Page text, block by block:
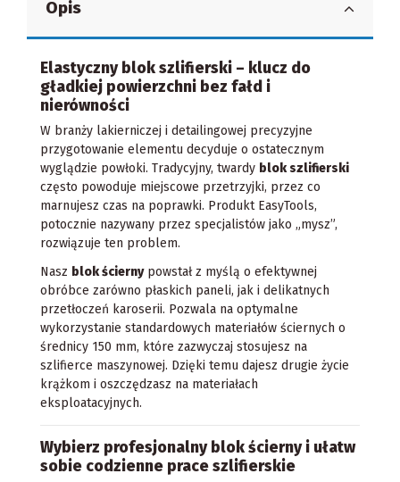
Opis
Elastyczny blok szlifierski – klucz do
gładkiej powierzchni bez fałd i
nierówności
W branży lakierniczej i detailingowej precyzyjne
przygotowanie elementu decyduje o ostatecznym
wyglądzie powłoki. Tradycyjny, twardy blok szlifierski
często powoduje miejscowe przetrzyjki, przez co
marnujesz czas na poprawki. Produkt EasyTools,
potocznie nazywany przez specjalistów jako „mysz”,
rozwiązuje ten problem.
Nasz blok ściernypowstał z myślą o efektywnej
obróbce zarówno płaskich paneli, jak i delikatnych
przetłoczeń karoserii. Pozwala na optymalne
wykorzystanie standardowych materiałów ściernych o
średnicy 150 mm, które zazwyczaj stosujesz na
szlifierce maszynowej. Dzięki temu dajesz drugie życie
krążkom i oszczędzasz na materiałach
eksploatacyjnych.
Wybierz profesjonalny blok ścierny i ułatw
sobie codzienne prace szlifierskie